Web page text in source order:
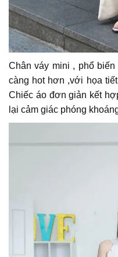
Chân váy mini , phổ
càng hot hơn ,với họa
Chiếc áo đơn giản kết
lại cảm giác phóng